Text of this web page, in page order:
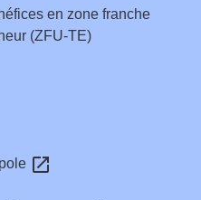
en zone franche
(ZFU-TE)
open_in_new